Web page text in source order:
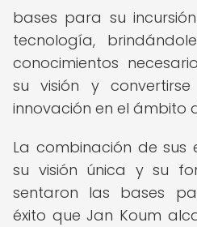
bases para su
tecnología,
conocimientos
su visión y
innovación en el ámbito
La combinación de sus
su visión única y su
sentaron las bases
éxito que Jan Koum